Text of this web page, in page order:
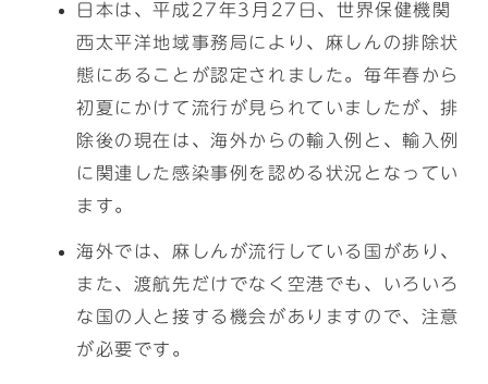
日本は、平成27年3月27日、世界保健機関
西太平洋地域事務局により、麻しんの排除状
態にあることが認定されました。毎年春から
初夏にかけて流行が見られていましたが、排
除後の現在は、海外からの輸入例と、輸入例
に関連した感染事例を認める状況となってい
ます。
海外では、麻しんが流行している国があり、
また、渡航先だけでなく空港でも、いろいろ
な国の人と接する機会がありますので、注意
が必要です。